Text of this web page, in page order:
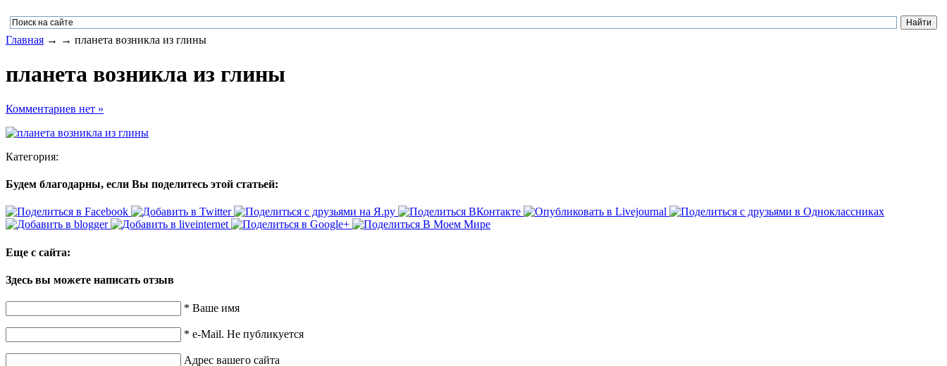
Главная → → планета возникла из глины
планета возникла из глины
Комментариев нет »
Категория:
Будем благодарны, если Вы поделитесь этой статьей:
Еще с сайта:
Здесь вы можете написать отзыв
* Ваше имя
* e-Mail. Не публикуется
Адрес вашего сайта